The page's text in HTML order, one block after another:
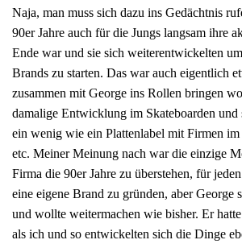
Naja, man muss sich dazu ins Gedächtnis
90er Jahre auch für die Jungs langsam ihre
Ende war und sie sich weiterentwickelten
Brands zu starten. Das war auch eigentlich
zusammen mit George ins Rollen bringen
damalige Entwicklung im Skateboarden und
ein wenig wie ein Plattenlabel mit Firmen im
etc. Meiner Meinung nach war die einzige
Firma die 90er Jahre zu überstehen, für
eine eigene Brand zu gründen, aber George
und wollte weitermachen wie bisher. Er
als ich und so entwickelten sich die Dinge